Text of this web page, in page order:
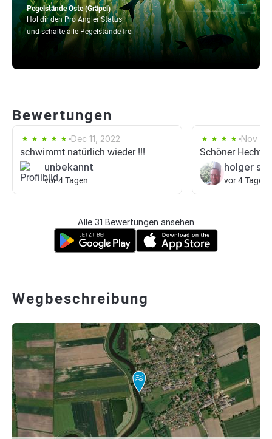
Pegelstände Oste (Gräpel)
Hol dir den Pro Angler Status
und schalte alle Pegelstände frei
Bewertungen
Dec 11, 2022
schwimmt natürlich wieder !!!
unbekannt
vor 4 Tagen
Nov
Schöner Hecht
holger
vor 4 Tagen
Alle 31 Bewertungen ansehen
Wegbeschreibung